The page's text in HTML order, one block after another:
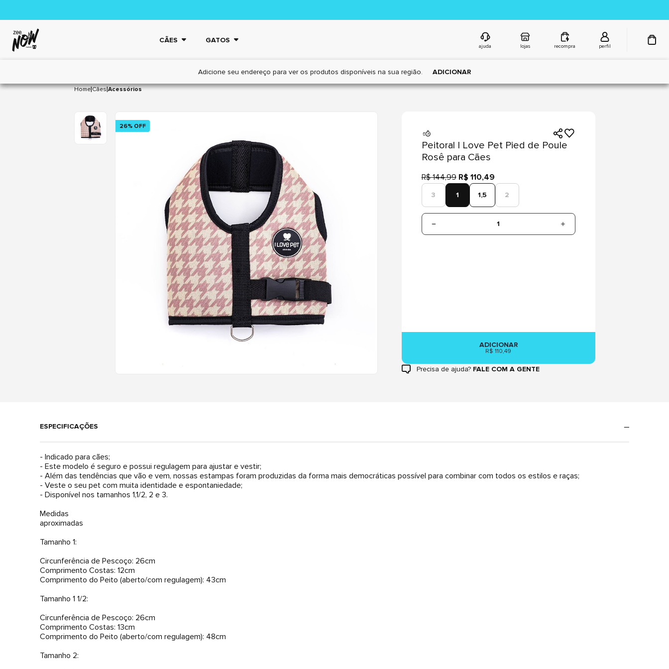
CÃES GATOS
ajuda lojas recompra perfil
Adicione seu endereço para ver os produtos disponíveis na sua região. ADICIONAR
Home|Cães|Acessórios
26% OFF
Peitoral I Love Pet Pied de Poule
Rosê para Cães
R$ 144,99 R$ 110,49
3 1 1,5 2
1
ADICIONAR
R$ 110,49
Precisa de ajuda? FALE COM A GENTE
ESPECIFICAÇÕES
- Indicado para cães;
- Este modelo é seguro e possui regulagem para ajustar e vestir;
- Além das tendências que vão e vem, nossas estampas foram produzidas da forma mais democráticas possível para combinar com todos os estilos e raças;
- Veste o seu pet com muita identidade e espontaniedade;
- Disponível nos tamanhos 1,1/2, 2 e 3.
Medidas
aproximadas
Tamanho 1:
Circunferência de Pescoço: 26cm
Comprimento Costas: 12cm
Comprimento do Peito (aberto/com regulagem): 43cm
Tamanho 1 1/2:
Circunferência de Pescoço: 26cm
Comprimento Costas: 13cm
Comprimento do Peito (aberto/com regulagem): 48cm
Tamanho 2: